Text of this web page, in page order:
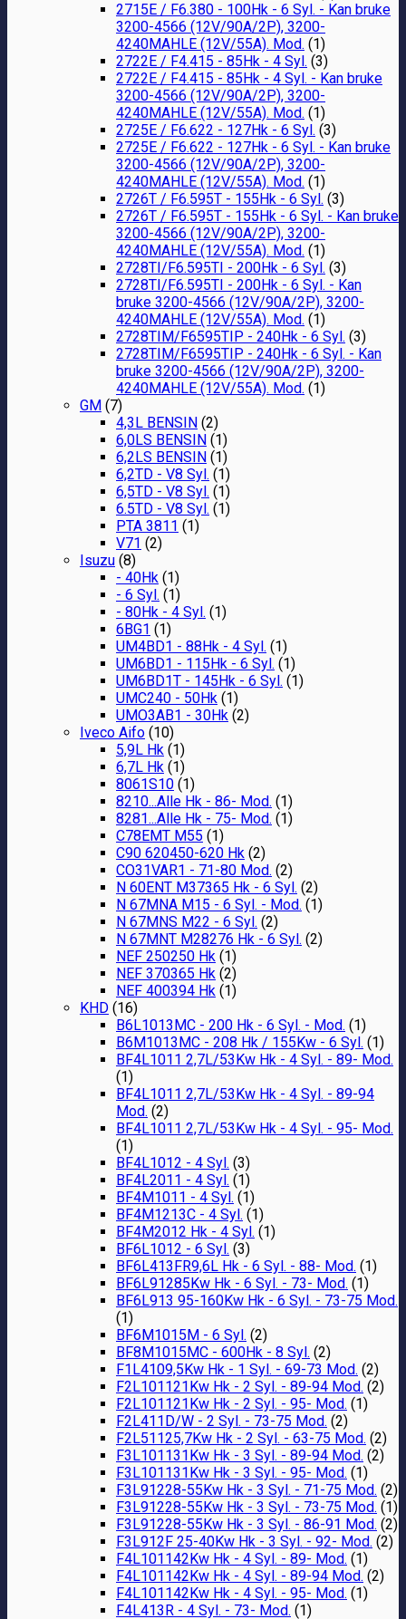
2715E / F6.380 - 100Hk - 6 Syl. - Kan bruke
3200-4566 (12V/90A/2P), 3200-
4240MAHLE (12V/55A). Mod. (1)
2722E / F4.415 - 85Hk - 4 Syl. (3)
2722E / F4.415 - 85Hk - 4 Syl. - Kan bruke
3200-4566 (12V/90A/2P), 3200-
4240MAHLE (12V/55A). Mod. (1)
2725E / F6.622 - 127Hk - 6 Syl. (3)
2725E / F6.622 - 127Hk - 6 Syl. - Kan bruke
3200-4566 (12V/90A/2P), 3200-
4240MAHLE (12V/55A). Mod. (1)
2726T / F6.595T - 155Hk - 6 Syl. (3)
2726T / F6.595T - 155Hk - 6 Syl. - Kan bruke
3200-4566 (12V/90A/2P), 3200-
4240MAHLE (12V/55A). Mod. (1)
2728TI/F6.595TI - 200Hk - 6 Syl. (3)
2728TI/F6.595TI - 200Hk - 6 Syl. - Kan
bruke 3200-4566 (12V/90A/2P), 3200-
4240MAHLE (12V/55A). Mod. (1)
2728TIM/F6595TIP - 240Hk - 6 Syl. (3)
2728TIM/F6595TIP - 240Hk - 6 Syl. - Kan
bruke 3200-4566 (12V/90A/2P), 3200-
4240MAHLE (12V/55A). Mod. (1)
GM (7)
4,3L BENSIN (2)
6,0LS BENSIN (1)
6,2LS BENSIN (1)
6,2TD - V8 Syl. (1)
6,5TD - V8 Syl. (1)
6.5TD - V8 Syl. (1)
PTA 3811 (1)
V71 (2)
Isuzu (8)
- 40Hk (1)
- 6 Syl. (1)
- 80Hk - 4 Syl. (1)
6BG1 (1)
UM4BD1 - 88Hk - 4 Syl. (1)
UM6BD1 - 115Hk - 6 Syl. (1)
UM6BD1T - 145Hk - 6 Syl. (1)
UMC240 - 50Hk (1)
UMO3AB1 - 30Hk (2)
Iveco Aifo (10)
5,9L Hk (1)
6,7L Hk (1)
8061S10 (1)
8210...Alle Hk - 86- Mod. (1)
8281...Alle Hk - 75- Mod. (1)
C78EMT M55 (1)
C90 620450-620 Hk (2)
CO31VAR1 - 71-80 Mod. (2)
N 60ENT M37365 Hk - 6 Syl. (2)
N 67MNA M15 - 6 Syl. - Mod. (1)
N 67MNS M22 - 6 Syl. (2)
N 67MNT M28276 Hk - 6 Syl. (2)
NEF 250250 Hk (1)
NEF 370365 Hk (2)
NEF 400394 Hk (1)
KHD (16)
B6L1013MC - 200 Hk - 6 Syl. - Mod. (1)
B6M1013MC - 208 Hk / 155Kw - 6 Syl. (1)
BF4L1011 2,7L/53Kw Hk - 4 Syl. - 89- Mod.
(1)
BF4L1011 2,7L/53Kw Hk - 4 Syl. - 89-94
Mod. (2)
BF4L1011 2,7L/53Kw Hk - 4 Syl. - 95- Mod.
(1)
BF4L1012 - 4 Syl. (3)
BF4L2011 - 4 Syl. (1)
BF4M1011 - 4 Syl. (1)
BF4M1213C - 4 Syl. (1)
BF4M2012 Hk - 4 Syl. (1)
BF6L1012 - 6 Syl. (3)
BF6L413FR9,6L Hk - 6 Syl. - 88- Mod. (1)
BF6L91285Kw Hk - 6 Syl. - 73- Mod. (1)
BF6L913 95-160Kw Hk - 6 Syl. - 73-75 Mod.
(1)
BF6M1015M - 6 Syl. (2)
BF8M1015MC - 600Hk - 8 Syl. (2)
F1L4109,5Kw Hk - 1 Syl. - 69-73 Mod. (2)
F2L101121Kw Hk - 2 Syl. - 89-94 Mod. (2)
F2L101121Kw Hk - 2 Syl. - 95- Mod. (1)
F2L411D/W - 2 Syl. - 73-75 Mod. (2)
F2L51125,7Kw Hk - 2 Syl. - 63-75 Mod. (2)
F3L101131Kw Hk - 3 Syl. - 89-94 Mod. (2)
F3L101131Kw Hk - 3 Syl. - 95- Mod. (1)
F3L91228-55Kw Hk - 3 Syl. - 71-75 Mod. (2)
F3L91228-55Kw Hk - 3 Syl. - 73-75 Mod. (1)
F3L91228-55Kw Hk - 3 Syl. - 86-91 Mod. (2)
F3L912F 25-40Kw Hk - 3 Syl. - 92- Mod. (2)
F4L101142Kw Hk - 4 Syl. - 89- Mod. (1)
F4L101142Kw Hk - 4 Syl. - 89-94 Mod. (2)
F4L101142Kw Hk - 4 Syl. - 95- Mod. (1)
F4L413R - 4 Syl. - 73- Mod. (1)